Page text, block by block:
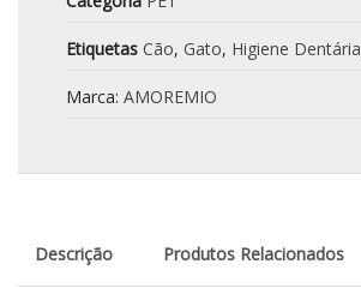
Etiquetas Cão, Gato, Higiene Dentária
Marca: AMOREMIO
Descrição Produtos Relacionados